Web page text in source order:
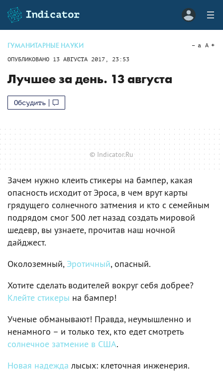
ГУМАНИТАРНЫЕ НАУКИ
ОПУБЛИКОВАНО 13 АВГУСТА 2017, 23:53
a A
Лучшее за день. 13 августа
Обсудить
© Indicator.Ru
Зачем нужно клеить стикеры на бампер, какая
опасность исходит от Эроса, в чем врут карты
грядущего солнечного затмения и кто с семейным
подрядом смог 500 лет назад создать мировой
шедевр, вы узнаете, прочитав наш ночной
дайджест.
Околоземный, Эротичный, опасный.
Хотите сделать водителей вокруг себя добрее?
Клейте стикеры на бампер!
Ученые обманывают! Правда, неумышленно и
ненамного – и только тех, кто едет смотреть
солнечное затмение в США.
Новая надежда лысых: клеточная инженерия.